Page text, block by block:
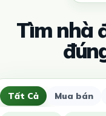
Tìm nhà
Tất Cả Mua bán